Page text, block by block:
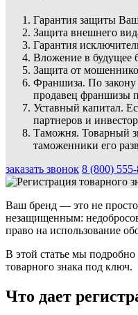
Гарантия защиты
Защита внешнего
Гарантия
Вложение в будущее
Защита от
Франшиза. По закону
продавец франшизы
Уставный капитал.
партнеров и
Таможня. Товарный
таможенники его
заказать звонок 8 (800)
Ваш бренд — это не просто
незащищенным:
право на использование
В этой статье мы подробно
товарного знака под ключ.
Что дает